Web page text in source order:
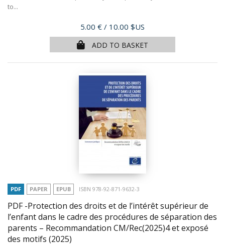
to...
Price
5.00 € / 10.00 $US
ADD TO BASKET
PDF PAPER EPUB ISBN 978-92-871-9632-3
PDF -Protection des droits et de l’intérêt supérieur de
l’enfant dans le cadre des procédures de séparation des
parents – Recommandation CM/Rec(2025)4 et exposé
des motifs (2025)